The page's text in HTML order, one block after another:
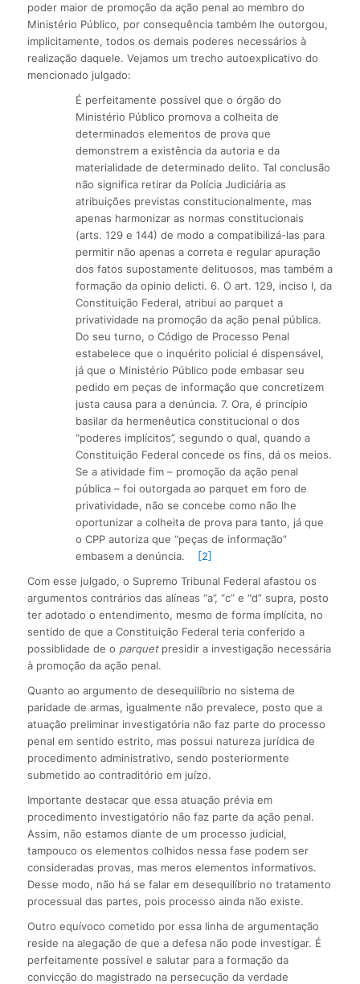
poder maior de promoção da ação penal ao membro do
Ministério Público, por consequência também lhe outorgou,
implicitamente, todos os demais poderes necessários à
realização daquele. Vejamos um trecho autoexplicativo do
mencionado julgado:
É perfeitamente possível que o órgão do
Ministério Público promova a colheita de
determinados elementos de prova que
demonstrem a existência da autoria e da
materialidade de determinado delito. Tal conclusão
não significa retirar da Polícia Judiciária as
atribuições previstas constitucionalmente, mas
apenas harmonizar as normas constitucionais
(arts. 129 e 144) de modo a compatibilizá-las para
permitir não apenas a correta e regular apuração
dos fatos supostamente delituosos, mas também a
formação da opinio delicti. 6. O art. 129, inciso I, da
Constituição Federal, atribui ao parquet a
privatividade na promoção da ação penal pública.
Do seu turno, o Código de Processo Penal
estabelece que o inquérito policial é dispensável,
já que o Ministério Público pode embasar seu
pedido em peças de informação que concretizem
justa causa para a denúncia. 7. Ora, é princípio
basilar da hermenêutica constitucional o dos
“poderes implícitos”, segundo o qual, quando a
Constituição Federal concede os fins, dá os meios.
Se a atividade fim – promoção da ação penal
pública – foi outorgada ao parquet em foro de
privatividade, não se concebe como não lhe
oportunizar a colheita de prova para tanto, já que
o CPP autoriza que “peças de informação”
embasem a denúncia.
[2]
Com esse julgado, o Supremo Tribunal Federal afastou os
argumentos contrários das alíneas “a”, “c” e “d” supra, posto
ter adotado o entendimento, mesmo de forma implícita, no
sentido de que a Constituição Federal teria conferido a
possiblidade de o parquet presidir a investigação necessária
à promoção da ação penal.
Quanto ao argumento de desequilíbrio no sistema de
paridade de armas, igualmente não prevalece, posto que a
atuação preliminar investigatória não faz parte do processo
penal em sentido estrito, mas possui natureza jurídica de
procedimento administrativo, sendo posteriormente
submetido ao contraditório em juízo.
Importante destacar que essa atuação prévia em
procedimento investigatório não faz parte da ação penal.
Assim, não estamos diante de um processo judicial,
tampouco os elementos colhidos nessa fase podem ser
consideradas provas, mas meros elementos informativos.
Desse modo, não há se falar em desequilíbrio no tratamento
processual das partes, pois processo ainda não existe.
Outro equívoco cometido por essa linha de argumentação
reside na alegação de que a defesa não pode investigar. É
perfeitamente possível e salutar para a formação da
convicção do magistrado na persecução da verdade